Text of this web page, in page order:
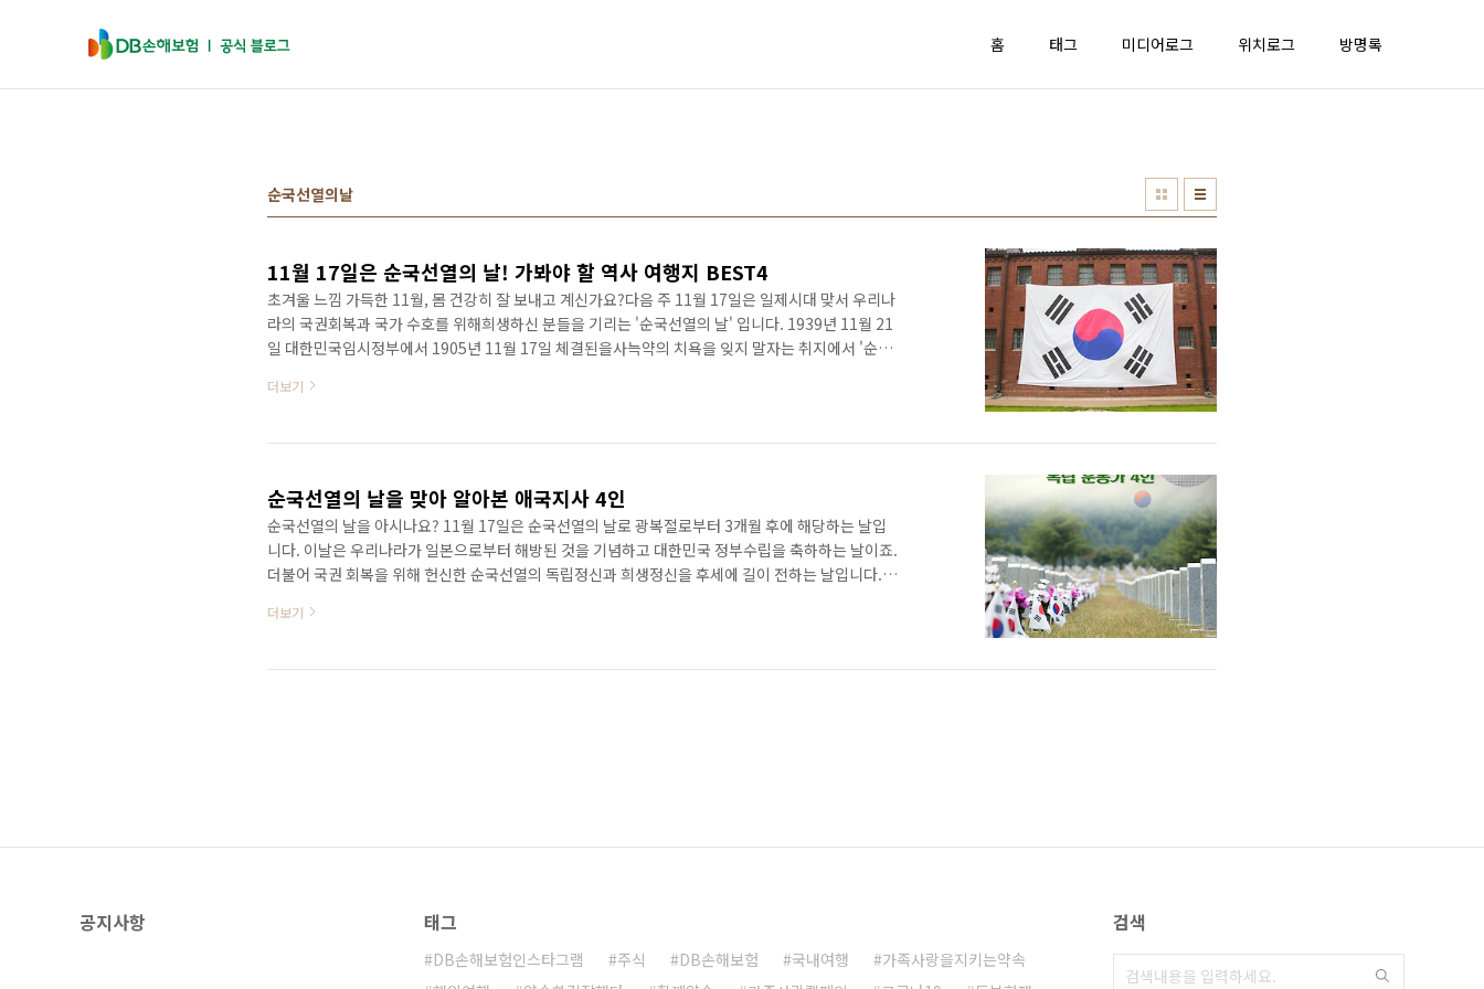
홈
태그 미디어로그 위치로그 방명록
순국선열의날
11월 17일은 순국선열의 날! 가봐야 할 역사 여행지 BEST4
초겨울 느낌 가득한 11월, 몸 건강히 잘 보내고 계신가요?다음 주 11월 17일은 일제시대 맞서 우리나
라의 국권회복과 국가 수호를 위해희생하신 분들을 기리는 '순국선열의 날' 입니다. 1939년 11월 21
일 대한민국임시정부에서 1905년 11월 17일 체결된을사늑약의 치욕을 잊지 말자는 취지에서 '순국
되짚어 볼 수 있는 역사 여행지 BEST4 를 준비해보았습니다.바로 확인 해볼까요? :D | 1. 서대문형무
가들이 수감되었던 곳입니다. 당시 독립운동가들의 각종 자료 및 유물 등의 전시는 물론, 옥사의 모습
더보기
순국선열의 날을 맞아 알아본 애국지사 4인
순국선열의 날을 아시나요? 11월 17일은 순국선열의 날로 광복절로부터 3개월 후에 해당하는 날입
니다. 이날은 우리나라가 일본으로부터 해방된 것을 기념하고 대한민국 정부수립을 축하하는 날이죠.
더불어 국권 회복을 위해 헌신한 순국선열의 독립정신과 희생정신을 후세에 길이 전하는 날입니다.
11월의 독립운동가, 조경환 선생 조경환 선생은 교육의 중요성을 깨닫고 광주에 서당을 차렸습니다.
하여 좌익장으로 활동하기도 했습니다. 이때부터 그는 수많은 전투에서 선봉장으로 활약하며 의병을
더보기
공지사항 태그
DB손해보험인스타그램 주식 DB손해보험 국내여행
가족사랑을지키는약속
검색